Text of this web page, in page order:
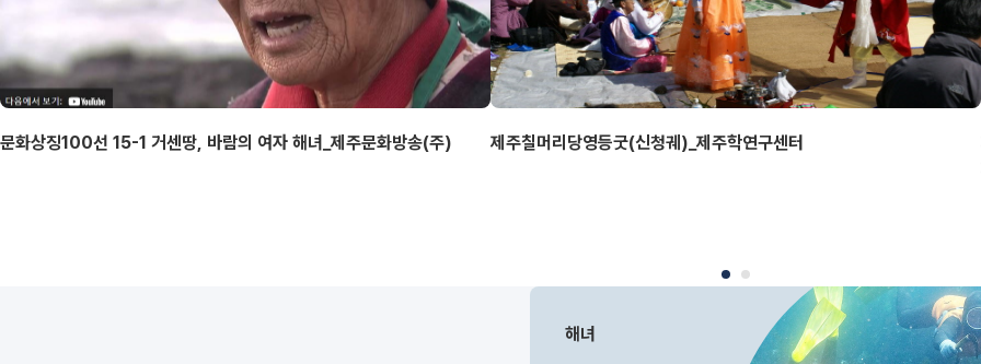
문화상징100선 15-1 거센땅, 바람의 여자 해녀_제주문화방송(주) 제주칠머리당영등굿(신청궤)_제주학연구센터
해녀